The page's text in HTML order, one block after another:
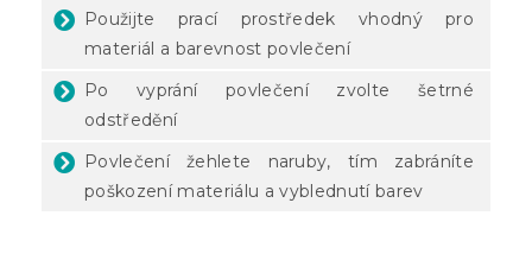
Použijte prací prostředek vhodný pro
materiál a barevnost povlečení
Po vyprání povlečení zvolte šetrné
odstředění
Povlečení žehlete naruby, tím zabráníte
poškození materiálu a vyblednutí barev